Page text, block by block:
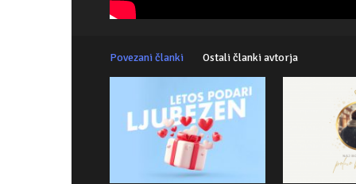
Povezani članki Ostali članki avtorja